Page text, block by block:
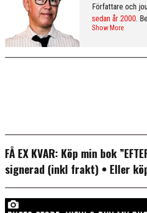
Författare och
sedan år 2000.
från Washington
Show More
FÅ EX KVAR: Köp min bok
signerad (inkl frakt) • Eller